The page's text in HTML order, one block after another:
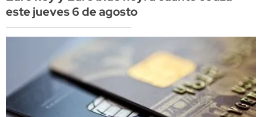
este jueves 6 de agosto